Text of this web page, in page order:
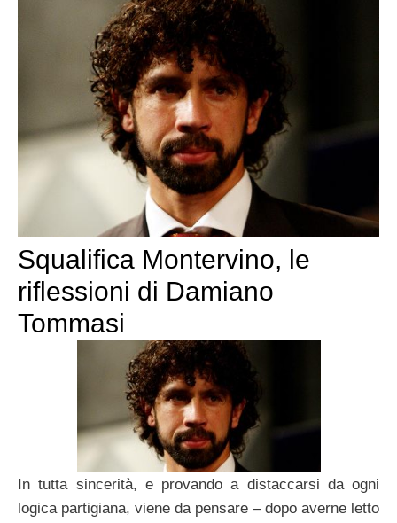
Squalifica Montervino, le
riflessioni di Damiano
Tommasi
In tutta sincerità, e provando a distaccarsi da ogni
logica partigiana, viene da pensare – dopo averne letto